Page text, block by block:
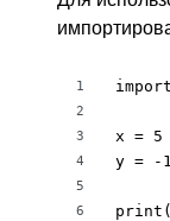
1
2
3
4
5
6
x = 5
y = -